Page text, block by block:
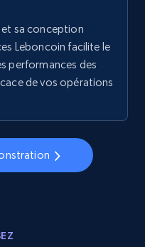
Commencer
products by
Gtin,
reviews, and
sa conception
Leboncoin facilite le
performances des
de vos opérations